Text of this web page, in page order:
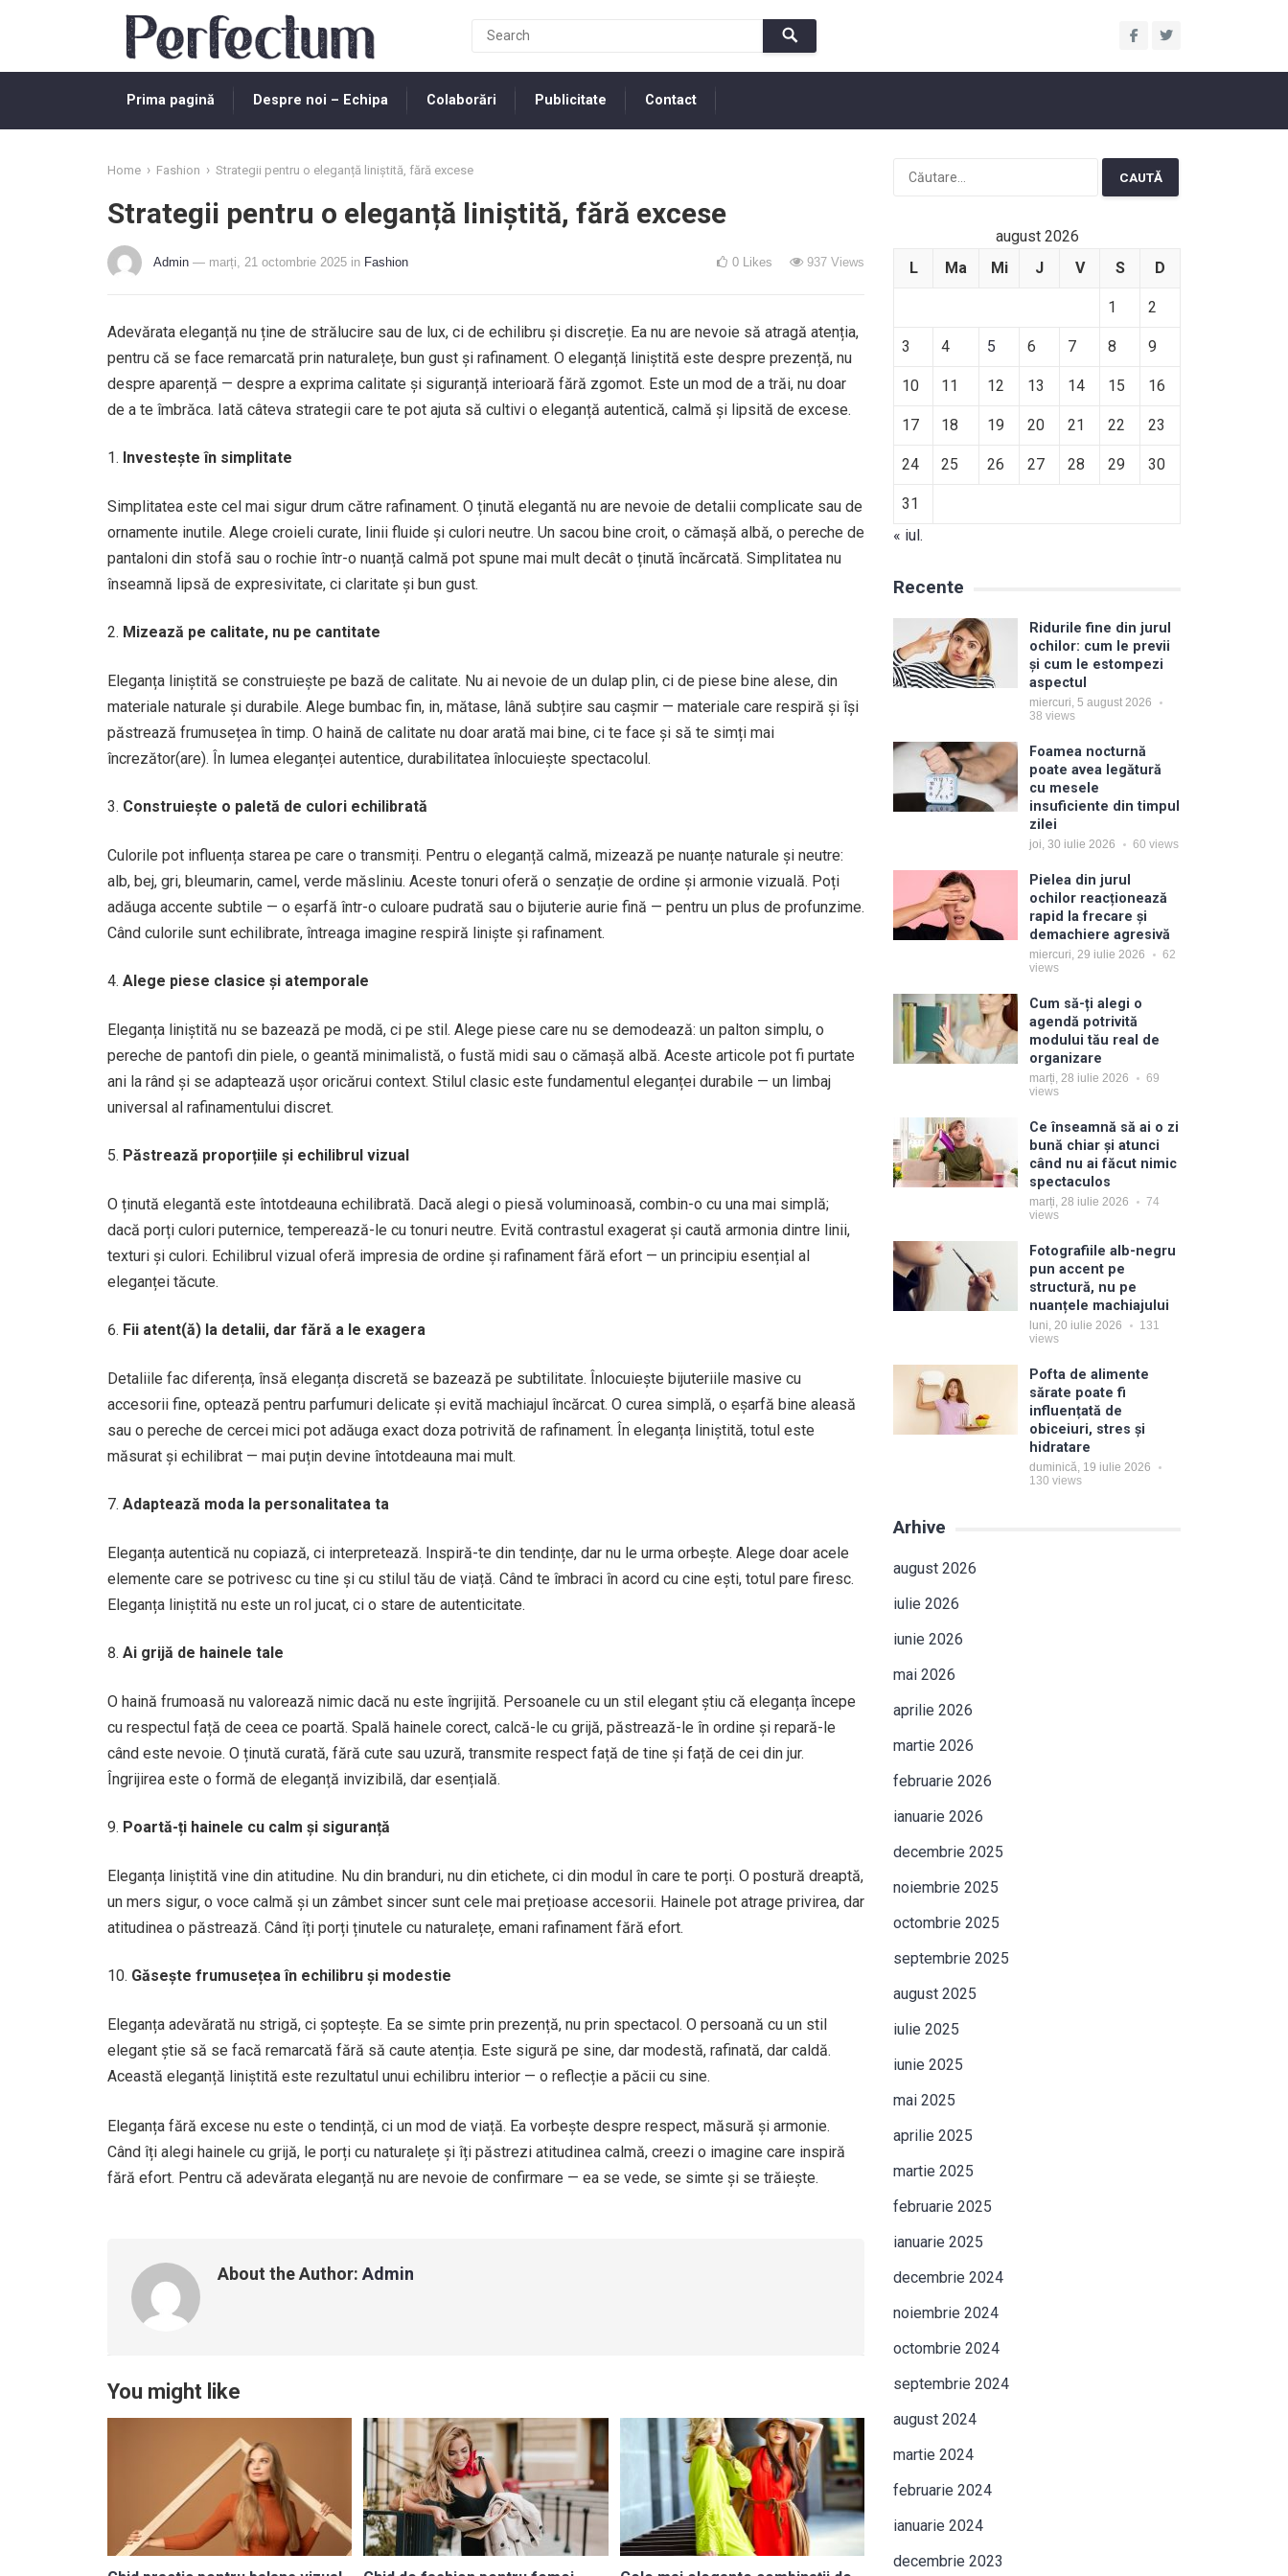
Prima pagină Despre noi – Echipa Colaborări Publicitate Contact
Home › Fashion › Strategii pentru o eleganță liniștită, fără excese
Strategii pentru o eleganță liniștită, fără excese
Admin — marți, 21 octombrie 2025 in Fashion 0 Likes 937 Views
Adevărata eleganță nu ține de strălucire sau de lux, ci de echilibru și discreție. Ea nu are nevoie să atragă atenția,
pentru că se face remarcată prin naturalețe, bun gust și rafinament. O eleganță liniștită este despre prezență, nu
despre aparență — despre a exprima calitate și siguranță interioară fără zgomot. Este un mod de a trăi, nu doar
de a te îmbrăca. Iată câteva strategii care te pot ajuta să cultivi o eleganță autentică, calmă și lipsită de excese.
Investește în simplitate
Simplitatea este cel mai sigur drum către rafinament. O ținută elegantă nu are nevoie de detalii complicate sau de
ornamente inutile. Alege croieli curate, linii fluide și culori neutre. Un sacou bine croit, o cămașă albă, o pereche de
pantaloni din stofă sau o rochie într-o nuanță calmă pot spune mai mult decât o ținută încărcată. Simplitatea nu
înseamnă lipsă de expresivitate, ci claritate și bun gust.
Mizează pe calitate, nu pe cantitate
Eleganța liniștită se construiește pe bază de calitate. Nu ai nevoie de un dulap plin, ci de piese bine alese, din
materiale naturale și durabile. Alege bumbac fin, in, mătase, lână subțire sau cașmir — materiale care respiră și își
păstrează frumusețea în timp. O haină de calitate nu doar arată mai bine, ci te face și să te simți mai
încrezător(are). În lumea eleganței autentice, durabilitatea înlocuiește spectacolul.
Construiește o paletă de culori echilibrată
Culorile pot influența starea pe care o transmiți. Pentru o eleganță calmă, mizează pe nuanțe naturale și neutre:
alb, bej, gri, bleumarin, camel, verde măsliniu. Aceste tonuri oferă o senzație de ordine și armonie vizuală. Poți
adăuga accente subtile — o eșarfă într-o culoare pudrată sau o bijuterie aurie fină — pentru un plus de profunzime.
Când culorile sunt echilibrate, întreaga imagine respiră liniște și rafinament.
Alege piese clasice și atemporale
Eleganța liniștită nu se bazează pe modă, ci pe stil. Alege piese care nu se demodează: un palton simplu, o
pereche de pantofi din piele, o geantă minimalistă, o fustă midi sau o cămașă albă. Aceste articole pot fi purtate
ani la rând și se adaptează ușor oricărui context. Stilul clasic este fundamentul eleganței durabile — un limbaj
universal al rafinamentului discret.
Păstrează proporțiile și echilibrul vizual
O ținută elegantă este întotdeauna echilibrată. Dacă alegi o piesă voluminoasă, combin-o cu una mai simplă;
dacă porți culori puternice, temperează-le cu tonuri neutre. Evită contrastul exagerat și caută armonia dintre linii,
texturi și culori. Echilibrul vizual oferă impresia de ordine și rafinament fără efort — un principiu esențial al
eleganței tăcute.
Fii atent(ă) la detalii, dar fără a le exagera
Detaliile fac diferența, însă eleganța discretă se bazează pe subtilitate. Înlocuiește bijuteriile masive cu
accesorii fine, optează pentru parfumuri delicate și evită machiajul încărcat. O curea simplă, o eșarfă bine aleasă
sau o pereche de cercei mici pot adăuga exact doza potrivită de rafinament. În eleganța liniștită, totul este
măsurat și echilibrat — mai puțin devine întotdeauna mai mult.
Adaptează moda la personalitatea ta
Eleganța autentică nu copiază, ci interpretează. Inspiră-te din tendințe, dar nu le urma orbește. Alege doar acele
elemente care se potrivesc cu tine și cu stilul tău de viață. Când te îmbraci în acord cu cine ești, totul pare firesc.
Eleganța liniștită nu este un rol jucat, ci o stare de autenticitate.
Ai grijă de hainele tale
O haină frumoasă nu valorează nimic dacă nu este îngrijită. Persoanele cu un stil elegant știu că eleganța începe
cu respectul față de ceea ce poartă. Spală hainele corect, calcă-le cu grijă, păstrează-le în ordine și repară-le
când este nevoie. O ținută curată, fără cute sau uzură, transmite respect față de tine și față de cei din jur.
Îngrijirea este o formă de eleganță invizibilă, dar esențială.
Poartă-ți hainele cu calm și siguranță
Eleganța liniștită vine din atitudine. Nu din branduri, nu din etichete, ci din modul în care te porți. O postură dreaptă,
un mers sigur, o voce calmă și un zâmbet sincer sunt cele mai prețioase accesorii. Hainele pot atrage privirea, dar
atitudinea o păstrează. Când îți porți ținutele cu naturalețe, emani rafinament fără efort.
Găsește frumusețea în echilibru și modestie
Eleganța adevărată nu strigă, ci șoptește. Ea se simte prin prezență, nu prin spectacol. O persoană cu un stil
elegant știe să se facă remarcată fără să caute atenția. Este sigură pe sine, dar modestă, rafinată, dar caldă.
Această eleganță liniștită este rezultatul unui echilibru interior — o reflecție a păcii cu sine.
Eleganța fără excese nu este o tendință, ci un mod de viață. Ea vorbește despre respect, măsură și armonie.
Când îți alegi hainele cu grijă, le porți cu naturalețe și îți păstrezi atitudinea calmă, creezi o imagine care inspiră
fără efort. Pentru că adevărata eleganță nu are nevoie de confirmare — ea se vede, se simte și se trăiește.
About the Author: Admin
You might like
Caută
august 2026
L
Ma Mi J V S D
1 2
3 4 5 6 7 8 9
10 11 12 13 14 15 16
17 18 19 20 21 22 23
24 25 26 27 28 29 30
31
« iul.
Recente
Ridurile fine din jurul
ochilor: cum le previi
și cum le estompezi
aspectul
miercuri, 5 august 2026
38 views
Foamea nocturnă
poate avea legătură
cu mesele
insuficiente din timpul
zilei
joi, 30 iulie 2026 60 views
Pielea din jurul
ochilor reacționează
rapid la frecare și
demachiere agresivă
miercuri, 29 iulie 2026
62
views
Cum să-ți alegi o
agendă potrivită
modului tău real de
organizare
marți, 28 iulie 2026
69
views
Ce înseamnă să ai o zi
bună chiar și atunci
când nu ai făcut nimic
spectaculos
marți, 28 iulie 2026
74
views
Fotografiile alb-negru
pun accent pe
structură, nu pe
nuanțele machiajului
luni, 20 iulie 2026
131
views
Pofta de alimente
sărate poate fi
influențată de
obiceiuri, stres și
hidratare
duminică, 19 iulie 2026
130 views
Arhive
august 2026
iulie 2026
iunie 2026
mai 2026
aprilie 2026
martie 2026
februarie 2026
ianuarie 2026
decembrie 2025
noiembrie 2025
octombrie 2025
septembrie 2025
august 2025
iulie 2025
iunie 2025
mai 2025
aprilie 2025
martie 2025
februarie 2025
ianuarie 2025
decembrie 2024
noiembrie 2024
octombrie 2024
septembrie 2024
august 2024
martie 2024
februarie 2024
ianuarie 2024
decembrie 2023